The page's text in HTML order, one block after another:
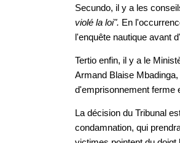
Secundo, il y a les
violé la loi". En
l'enquête nautique avant
Tertio enfin, il y a le
Armand Blaise
d'emprisonnement ferme
La décision du Tribunal
condamnation, qui